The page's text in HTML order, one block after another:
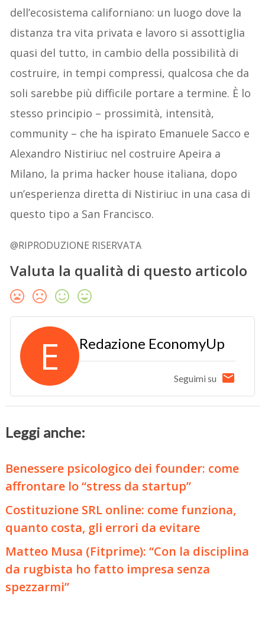
dell’ecosistema californiano: un luogo dove la
distanza tra vita privata e lavoro si assottiglia
quasi del tutto, in cambio della possibilità di
costruire, in tempi compressi, qualcosa che da
soli sarebbe più difficile portare a termine. È lo
stesso principio – prossimità, intensità,
community – che ha ispirato Emanuele Sacco e
Alexandro Nistiriuc nel costruire Apeira a
Milano, la prima hacker house italiana, dopo
un’esperienza diretta di Nistiriuc in una casa di
questo tipo a San Francisco.
@RIPRODUZIONE RISERVATA
Valuta la qualità di questo articolo
E Redazione EconomyUp
Seguimi su
Leggi anche:
Benessere psicologico dei founder: come
affrontare lo “stress da startup”
Costituzione SRL online: come funziona,
quanto costa, gli errori da evitare
Matteo Musa (Fitprime): “Con la disciplina
da rugbista ho fatto impresa senza
spezzarmi”